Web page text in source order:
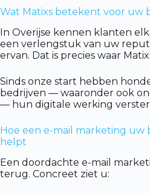
Wat Matixs betekent voor uw
In Overijse kennen klanten
een verlengstuk van uw
ervan. Dat is precies waar
Sinds onze start hebben
bedrijven — waaronder ook
— hun digitale werking
Hoe een e-mail marketing uw
helpt
Een doordachte e-mail
terug. Concreet ziet u: